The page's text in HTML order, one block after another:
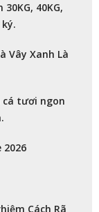
40KG,
Vây Xanh Là
cá tươi ngon
2026
Cách Rã